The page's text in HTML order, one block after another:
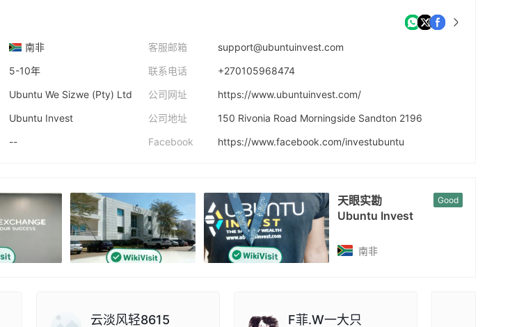
南非
5-10年
Ubuntu We Sizwe (Pty) Ltd
Ubuntu Invest
--
客服邮箱
support@ubuntuinvest.com
联系电话
+270105968474
公司网址
https://www.ubuntuinvest.com/
公司地址
150 Rivonia Road Morningside Sandton 2196
Facebook
https://www.facebook.com/investubuntu
天眼实勘
Ubuntu Invest
Good
南非
云淡风轻8615 F菲.W一大只